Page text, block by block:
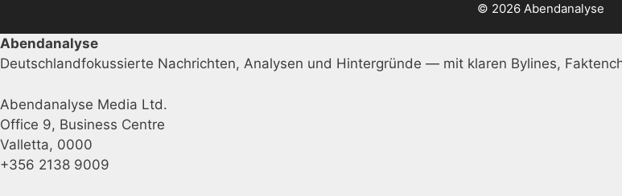
© 2026 Abendanalyse
Abendanalyse
Deutschlandfokussierte Nachrichten, Analysen und Hintergründe — mit klaren Bylines,
Abendanalyse Media Ltd.
Office 9, Business Centre
Valletta, 0000
+356 2138 9009